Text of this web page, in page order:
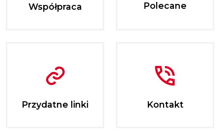
Współpraca Polecane
Przydatne linki Kontakt